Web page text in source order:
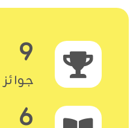
9
جوائز
6